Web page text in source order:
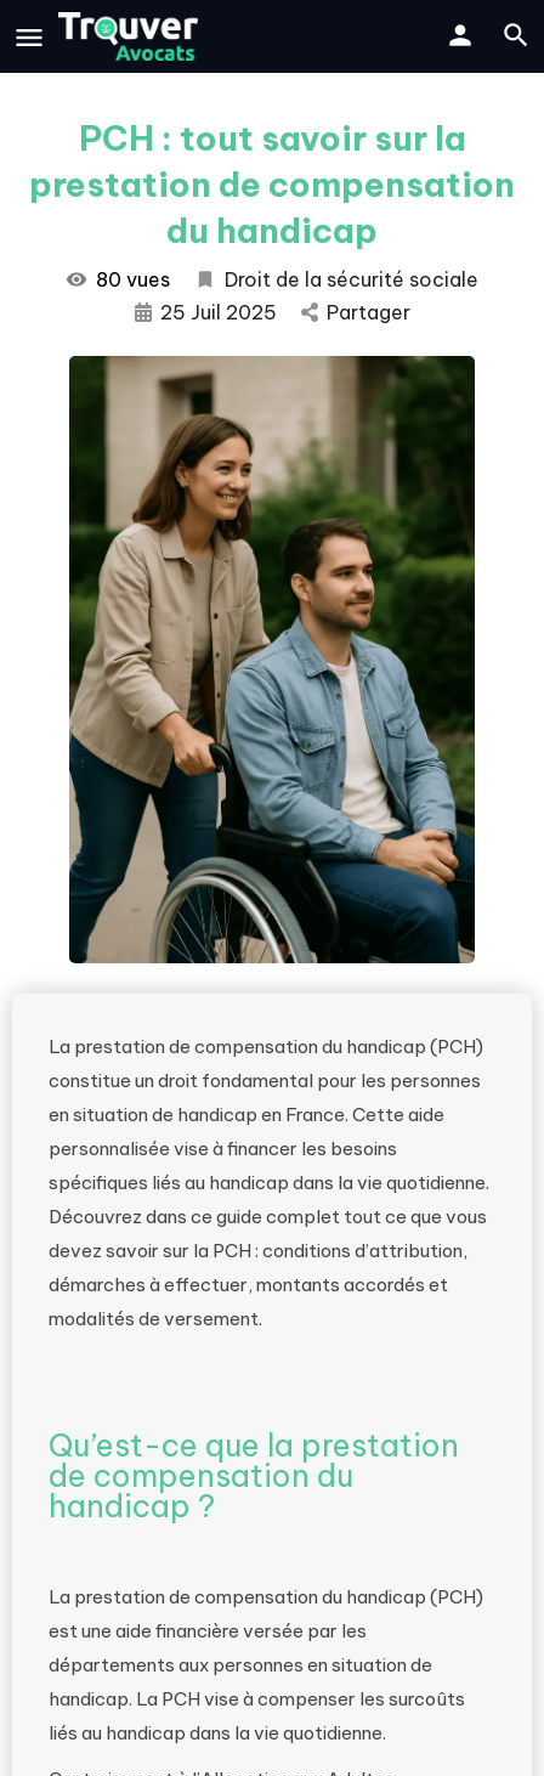
PCH : tout savoir sur la
prestation de compensation
du handicap
80 vues
Droit de la sécurité sociale
25 Juil 2025
Partager
La prestation de compensation du handicap (PCH)
constitue un droit fondamental pour les personnes
en situation de handicap en France. Cette aide
personnalisée vise à financer les besoins
spécifiques liés au handicap dans la vie quotidienne.
Découvrez dans ce guide complet tout ce que vous
devez savoir sur la PCH : conditions d’attribution,
démarches à effectuer, montants accordés et
modalités de versement.
Qu’est-ce que la prestation
de compensation du
handicap ?
La prestation de compensation du handicap (PCH)
est une aide financière versée par les
départements aux personnes en situation de
handicap. La PCH vise à compenser les surcoûts
liés au handicap dans la vie quotidienne.